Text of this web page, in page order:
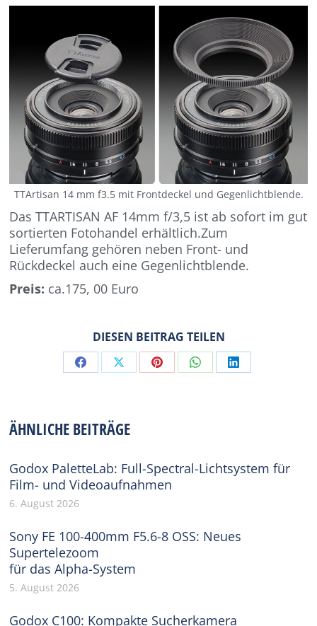
TTArtisan 14 mm f3.5 mit Frontdeckel und Gegenlichtblende.
Das TTARTISAN AF 14mm f/3,5 ist ab sofort im gut
sortierten Fotohandel erhältlich.Zum
Lieferumfang gehören neben Front- und
Rückdeckel auch eine Gegenlichtblende.
Preis: ca.175, 00 Euro
DIESEN BEITRAG TEILEN
Share Share Share Share Share
ÄHNLICHE BEITRÄGE
Godox PaletteLab: Full-Spectral-Lichtsystem für
Film- und Videoaufnahmen
6. August 2026
Sony FE 100-400mm F5.6-8 OSS: Neues
Supertelezoom
für das Alpha-System
5. August 2026
Godox C100: Kompakte Sucherkamera